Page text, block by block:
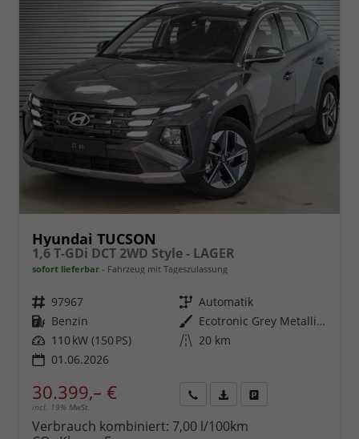
Hyundai TUCSON
1,6 T-GDi DCT 2WD Style - LAGER
sofort lieferbar Fahrzeug mit Tageszulassung
Fahrzeugnr. 97967 Getriebe Automatik
Kraftstoff Benzin Außenfarbe
Ecotronic Grey Metallic ()
Leistung 110 kW (150 PS) Kilometerstand 20 km
01.06.2026
30.399,– €
incl. 19% MwSt.
anfordern
Datei,
Verbrauch kombiniert: 7,00 l/100km